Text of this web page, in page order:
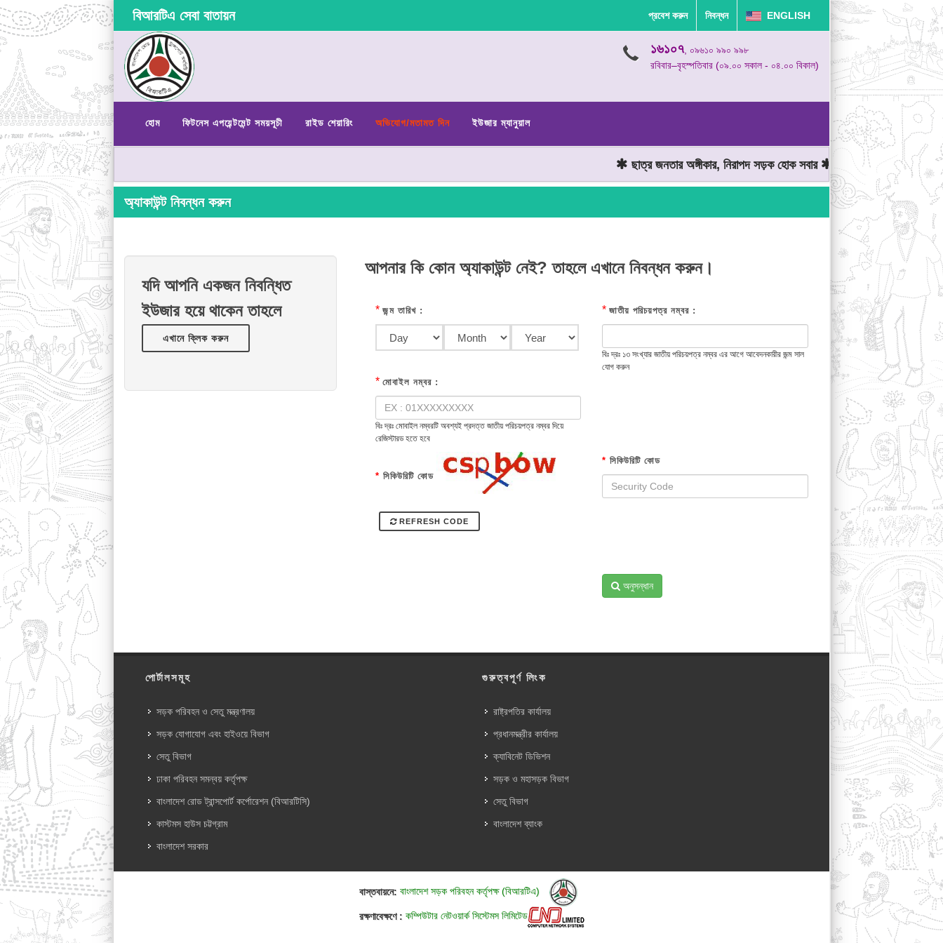
বিআরটিএ সেবা বাতায়ন প্রবেশ করুন নিবন্ধন ENGLISH
১৬১০৭, ০৯৬১০ ৯৯০ ৯৯৮
রবিবার–বৃহস্পতিবার (০৯.০০ সকাল - ০৪.০০ বিকাল)
হোম ফিটনেস এপয়েন্টমেন্ট সময়সূচী রাইড শেয়ারিং অভিযোগ/মতামত দিন ইউজার ম্যানুয়াল
ছাত্র জনতার অঙ্গীকার, নিরাপদ সড়ক হোক সবার মোটরযান চালানোর সময়
অ্যাকাউন্ট নিবন্ধন করুন
যদি আপনি একজন নিবন্ধিত
ইউজার হয়ে থাকেন তাহলে
এখানে ক্লিক করুন
আপনার কি কোন অ্যাকাউন্ট নেই? তাহলে এখানে নিবন্ধন করুন।
* জন্ম তারিখ : * জাতীয় পরিচয়পত্র নম্বর :
বিঃ দ্রঃ ১৩ সংখ্যার জাতীয় পরিচয়পত্র নম্বর এর আগে আবেদনকারীর জন্ম সাল
যোগ করুন
* মোবাইল নম্বর :
বিঃ দ্রঃ মোবাইল নম্বরটি অবশ্যই প্রদত্ত জাতীয় পরিচয়পত্র নম্বর দিয়ে
রেজিস্টারড হতে হবে
* সিকিউরিটি কোড
REFRESH CODE
* সিকিউরিটি কোড
অনুসন্ধান
পোর্টালসমূহ
সড়ক পরিবহন ও সেতু মন্ত্রণালয়
সড়ক যোগাযোগ এবং হাইওয়ে বিভাগ
সেতু বিভাগ
ঢাকা পরিবহন সমন্বয় কর্তৃপক্ষ
বাংলাদেশ রোড ট্রান্সপোর্ট কর্পোরেশন (বিআরটিসি)
কাস্টমস হাউস চট্টগ্রাম
বাংলাদেশ সরকার
গুরুত্বপূর্ণ লিংক
রাষ্ট্রপতির কার্যালয়
প্রধানমন্ত্রীর কার্যালয়
ক্যাবিনেট ডিভিশন
সড়ক ও মহাসড়ক বিভাগ
সেতু বিভাগ
বাংলাদেশ ব্যাংক
বাস্তবায়নে: বাংলাদেশ সড়ক পরিবহন কর্তৃপক্ষ (বিআরটিএ)
রক্ষণাবেক্ষণে : কম্পিউটার নেটওয়ার্ক সিস্টেমস লিমিটেড